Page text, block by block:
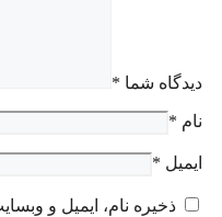
دیدگاه شما *
نام *
ایمیل *
ذخیره نام، ایمیل و